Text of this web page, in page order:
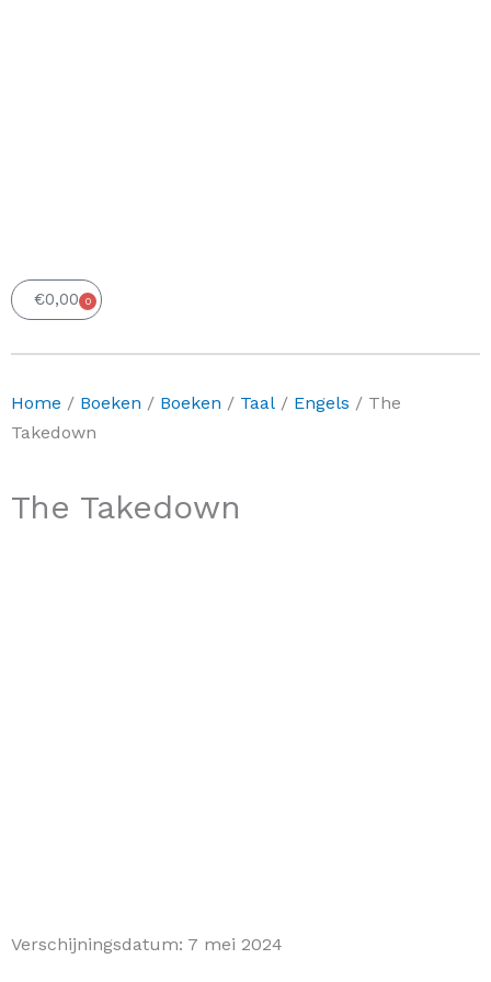
€0,00 0
Winkelwagen
Home / Boeken / Boeken / Taal / Engels / The
Takedown
The Takedown
Verschijningsdatum: 7 mei 2024